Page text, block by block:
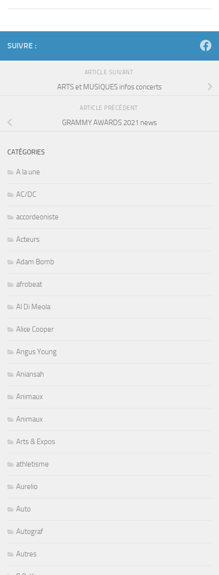
SUIVRE :
ARTICLE SUIVANT
ARTS et MUSIQUES infos concerts
ARTICLE PRÉCÉDENT
GRAMMY AWARDS 2021 news
CATÉGORIES
A la une
AC/DC
accordeoniste
Acteurs
Adam Bomb
afrobeat
Al Di Meola
Alice Cooper
Angus Young
Aniansah
Animaux
Animaux
Arts & Expos
athletisme
Aurelio
Auto
Autograf
Autres